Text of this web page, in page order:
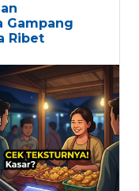
Gampang
Ribet